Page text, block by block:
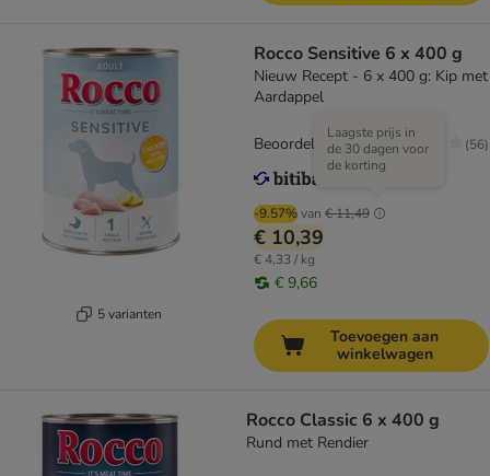
5 varianten
Rocco Sensitive 6 x 400 g
Nieuw Recept - 6 x 400 g: Kip met
Aardappel
-9.57%van € 11,49
Laagste prijs in
de 30 dagen voor
de korting
€ 10,39
€ 4,33 / kg
€ 9,66
Beoordeling: 4.3/5 (56)
Toevoegen aan
winkelwagen
Rocco Classic 6 x 400 g
Rund met Rendier